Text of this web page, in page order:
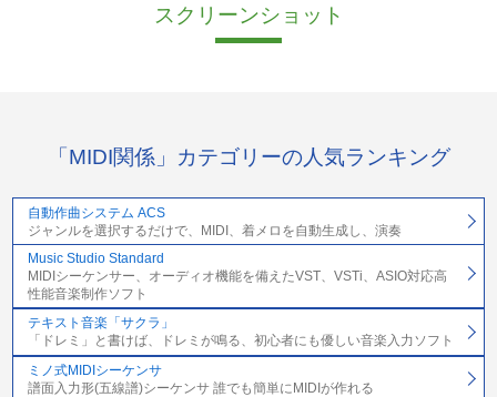
スクリーンショット
「MIDI関係」カテゴリーの人気ランキング
自動作曲システム ACS
ジャンルを選択するだけで、MIDI、着メロを自動生成し、演奏
Music Studio Standard
MIDIシーケンサー、オーディオ機能を備えたVST、VSTi、ASIO対応高
性能音楽制作ソフト
テキスト音楽「サクラ」
「ドレミ」と書けば、ドレミが鳴る、初心者にも優しい音楽入力ソフト
ミノ式MIDIシーケンサ
譜面入力形(五線譜)シーケンサ 誰でも簡単にMIDIが作れる